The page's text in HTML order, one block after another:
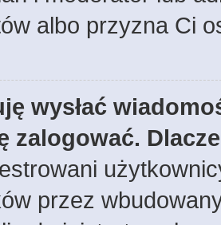
albo przyzna Ci
wysłać
zalogować.
przez